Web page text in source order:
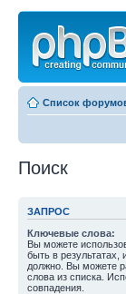
Список
Поиск
ЗАПРОС
Ключевые слова:
Вы можете
быть в результатах,
должно. Вы можете
слова из списка.
совпадения.